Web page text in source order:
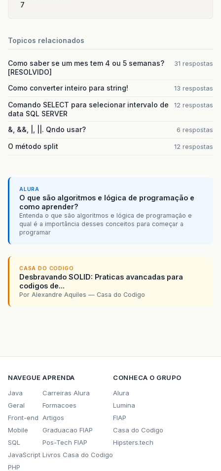
7
Topicos relacionados
Como saber se um mes tem 4 ou 5 semanas?
[RESOLVIDO]
31 respostas
Como converter inteiro para string! 13 respostas
Comando SELECT para selecionar intervalo de
data SQL SERVER
12 respostas
&, &&, |, ||. Qndo usar? 6 respostas
O método split 12 respostas
ALURA
O que são algoritmos e lógica de programação e
como aprender?
Entenda o que são algoritmos e lógica de programação e
qual é a importância desses conceitos para começar a
programar
CASA DO CODIGO
Desbravando SOLID: Praticas avancadas para
codigos de...
Por Alexandre Aquiles — Casa do Codigo
NAVEGUE
Java
Geral
Front-end
Mobile
SQL
JavaScript
PHP
APRENDA
Carreiras Alura
Formacoes
Artigos
Graduacao FIAP
Pos-Tech FIAP
Livros Casa do Codigo
CONHECA O GRUPO
Alura
Lumina
FIAP
Casa do Codigo
Hipsters.tech